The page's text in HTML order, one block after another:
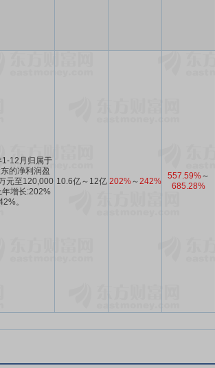
12月归属于
的净利润盈
元至120,000
年增长:202%
。
10.6亿～12亿 202%～242%
557.59%～
685.28%